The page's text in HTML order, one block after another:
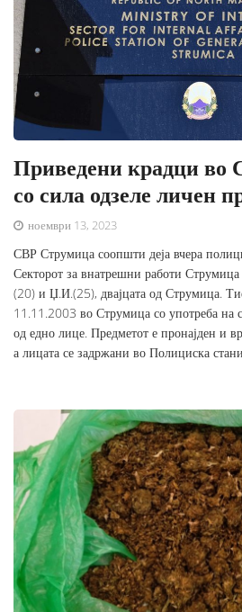
Приведени крадци во
со сила одзеле личен
ноември 13, 2023
СВР Струмица соопшти деја вчера
Секторот за внатрешни работи
(20) и Џ.И.(25), двајцата од Струмица.
11.11.2003 во Струмица со употреба на
од едно лице. Предметот е пронајден и
а лицата се задржани во Полициска